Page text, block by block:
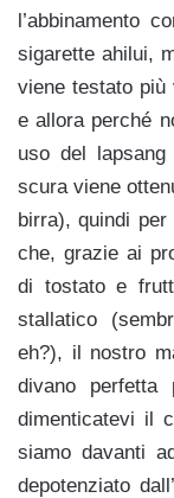
l’abbinamento
sigarette ahilui,
viene testato
e allora perché
uso del
scura viene
birra), quindi
che, grazie ai
di tostato e
stallatico
eh?), il nostro
divano perfetta
dimenticatevi il
siamo davanti
depotenziato